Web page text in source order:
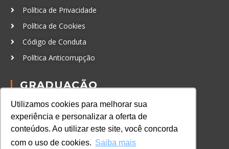
Utilizamos cookies para melhorar sua
experiência e personalizar a oferta de
conteúdos. Ao utilizar este site, você concorda
com o uso de cookies. Saiba mais
Política de Privacidade
Política de Cookies
Código de Conduta
Política Anticorrupção
GRADUAÇÃO
CURSOS, EVENTOS E
CERTIFICAÇÕES
Online